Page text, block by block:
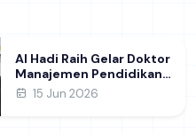
Al Hadi Raih Gelar Doktor
Manajemen Pendidikan
FIP UNESA melalui Riset
Guru
15 Jun 2026